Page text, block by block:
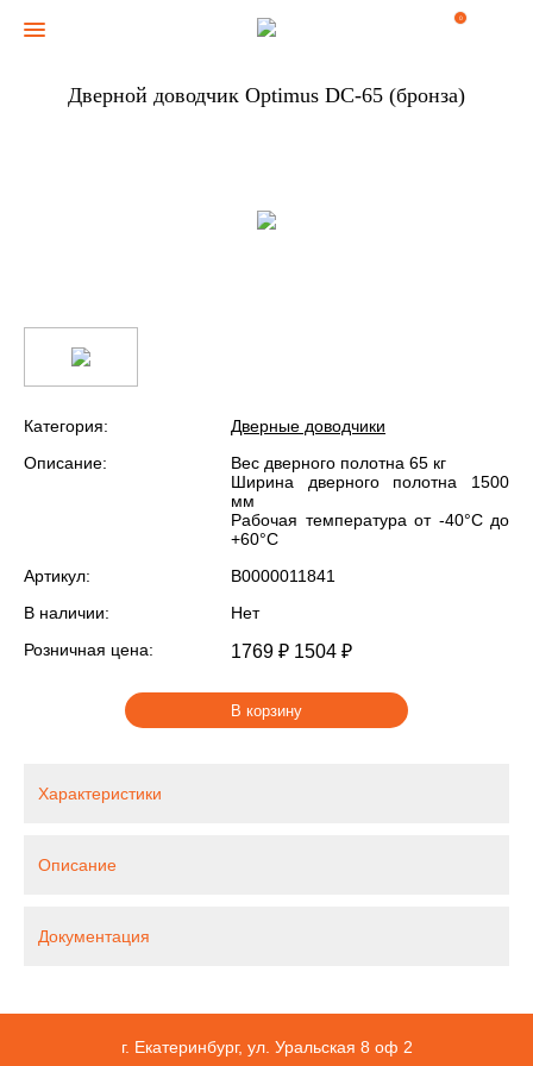
0
Дверной доводчик Optimus DC-65 (бронза)
Категория:
Дверные доводчики
Описание:
Вес дверного полотна 65 кг
Ширина дверного полотна 1500
мм
Рабочая температура от -40°С до
+60°С
Артикул:
В0000011841
В наличии:
Нет
Розничная цена:
1769 ₽ 1504 ₽
В корзину
Характеристики
Описание
Документация
г. Екатеринбург, ул. Уральская 8 оф 2